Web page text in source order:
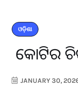
ଓଡ଼ିଶା
୨ କୋଟିର
JANUARY 30,